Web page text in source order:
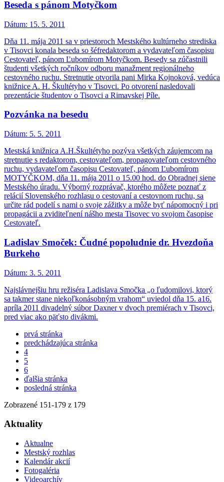
Beseda s pánom Motyčkom
Dátum: 15. 5. 2011
Dňa 11. mája 2011 sa v priestoroch Mestského kultúrneho strediska
v Tisovci konala beseda so šéfredaktorom a vydavateľom časopisu
Cestovateľ, pánom Ľubomírom Motyčkom. Besedy sa zúčastnili
študenti všetkých ročníkov odboru manažment regionálneho
cestovného ruchu. Stretnutie otvorila pani Mirka Kojnoková, vedúca
knižnice A. H. Škultétyho v Tisovci. Po otvorení nasledovali
prezentácie študentov o Tisovci a Rimavskej Píle.
Pozvánka na besedu
Dátum: 5. 5. 2011
Mestská knižnica A.H.Škultétyho pozýva všetkých záujemcom na
stretnutie s redaktorom, cestovateľom, propagovateľom cestovného
ruchu, vydavateľom časopisu Cestovateľ, pánom Ľubomírom
MOTYČKOM, dňa 11. mája 2011 o 15.00 hod. do Obradnej siene
Mestského úradu. Výborný rozprávač, ktorého môžete poznať z
relácií Slovenského rozhlasu o cestovaní a cestovnom ruchu, sa
určite rád podelí s nami o svoje zážitky a môže byť nápomocný i pri
propagácii a zviditeľnení nášho mesta Tisovec vo svojom časopise
Cestovateľ.
Ladislav Smoček: Čudné popoludnie dr. Hvezdoňa
Burkeho
Dátum: 3. 5. 2011
Najslávnejšiu hru režiséra Ladislava Smočka „o ľudomilovi, ktorý
sa takmer stane niekoľkonásobným vrahom“ uviedol dňa 15. a16.
apríla 2011 divadelný súbor Daxner v dvoch premiérach v Tisovci,
pred viac ako päťsto divákmi.
prvá stránka
predchádzajúca stránka
4
5
6
ďalšia stránka
posledná stránka
Zobrazené 151-179 z 179
Aktuality
Aktualne
Mestský rozhlas
Kalendár akcií
Fotogaléria
Videoarchív